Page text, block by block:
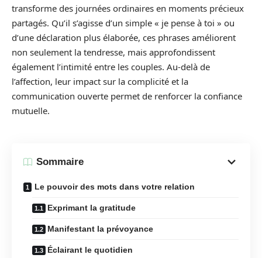
transforme des journées ordinaires en moments précieux
partagés. Qu’il s’agisse d’un simple « je pense à toi » ou
d’une déclaration plus élaborée, ces phrases améliorent
non seulement la tendresse, mais approfondissent
également l’intimité entre les couples. Au-delà de
l’affection, leur impact sur la complicité et la
communication ouverte permet de renforcer la confiance
mutuelle.
Sommaire
Le pouvoir des mots dans votre relation
Exprimant la gratitude
Manifestant la prévoyance
Éclairant le quotidien